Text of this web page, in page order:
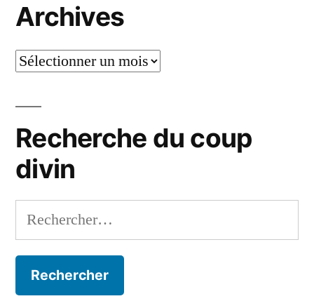
Archives
Archives
Recherche du coup
divin
Rechercher :